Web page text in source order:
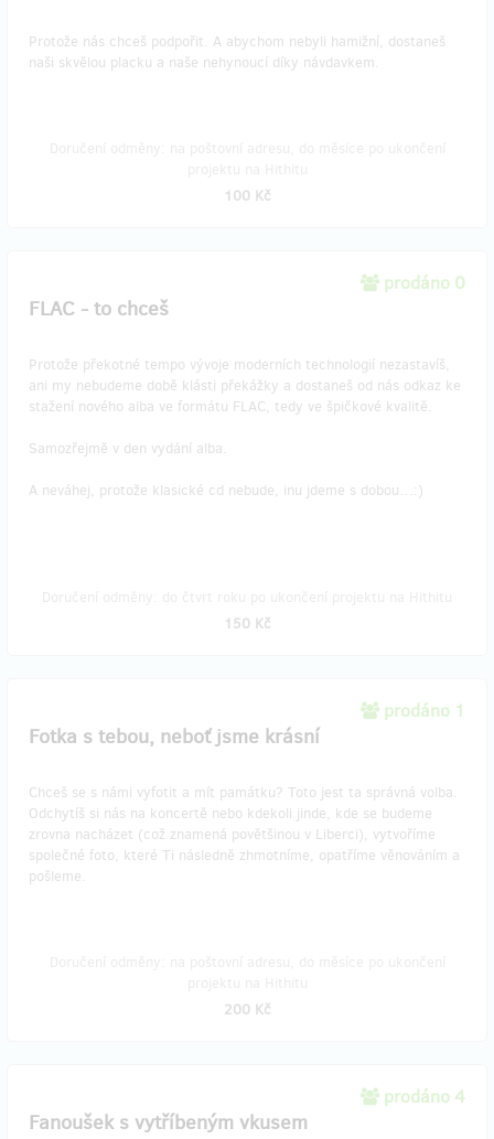
Protože nás chceš podpořit. A abychom nebyli hamižní, dostaneš
naši skvělou placku a naše nehynoucí díky návdavkem.
100 Kč
prodáno 0
FLAC - to chceš
Protože překotné tempo vývoje moderních technologií nezastavíš,
ani my nebudeme době klásti překážky a dostaneš od nás odkaz ke
stažení nového alba ve formátu FLAC, tedy ve špičkové kvalitě.
Samozřejmě v den vydání alba.
A neváhej, protože klasické cd nebude, inu jdeme s dobou…:)
150 Kč
prodáno 1
Fotka s tebou, neboť jsme krásní
Chceš se s námi vyfotit a mít památku? Toto jest ta správná volba.
Odchytíš si nás na koncertě nebo kdekoli jinde, kde se budeme
zrovna nacházet (což znamená povětšinou v Liberci), vytvoříme
společné foto, které Ti následně zhmotníme, opatříme věnováním a
pošleme.
200 Kč
prodáno 4
Fanoušek s vytříbeným vkusem